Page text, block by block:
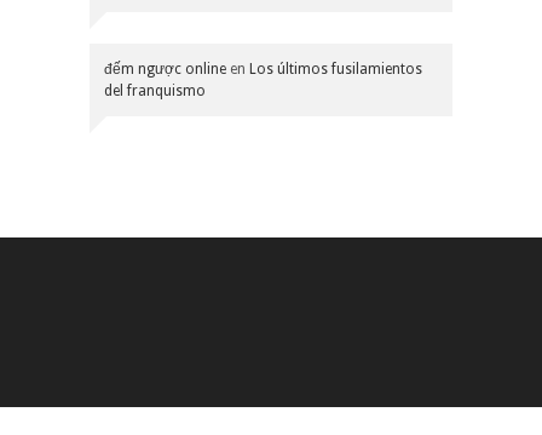
đếm ngược online en Los últimos fusilamientos
del franquismo